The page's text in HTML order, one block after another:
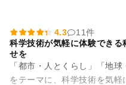
4.3
11件
科学技術が気軽に体験でき
せを
「都市・人とくらし」「地
をテーマに、科学技術を気